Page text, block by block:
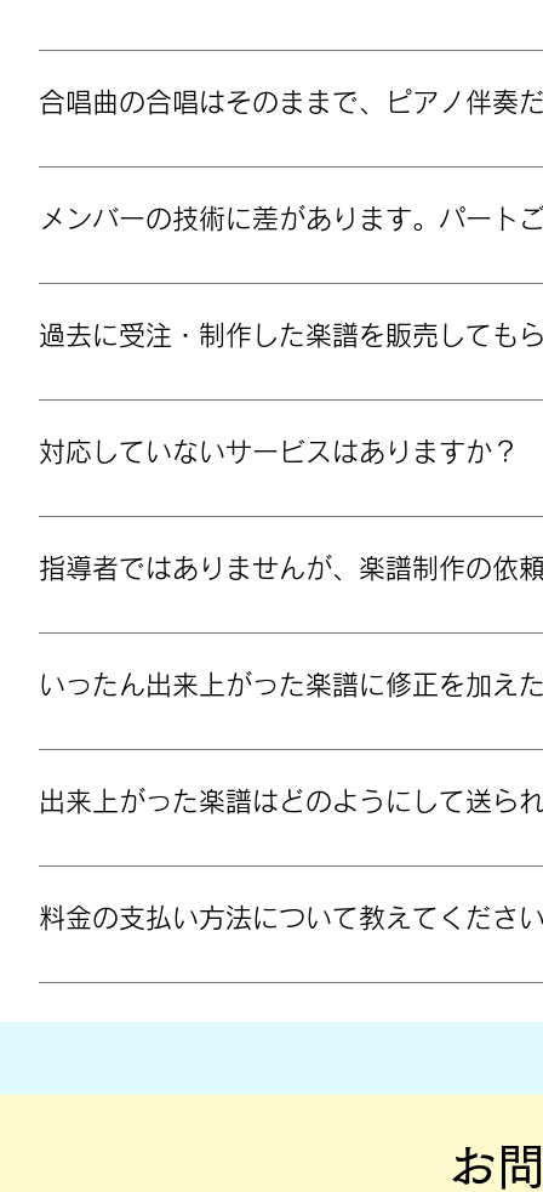
大丈夫です。制作可能ですので、ご希望の編成を
合唱曲の合唱はそのままで、ピアノ伴奏
できます。もとの楽譜をお送りください。
メンバーの技術に差があります。パート
大丈夫です。それぞれのメンバー（パート）に合
過去に受注・制作した楽譜を販売しても
申し訳ございません。販売することはできません
ことが当ショップのモットーですので、何卒ご理
売していますので、必要な楽譜が見つかるようで
対応していないサービスはありますか？
当ショップでは次のことは行っておりません。ご
譜制作 ※ ただし、校内合唱コンクールなど、対
指導者ではありませんが、楽譜制作の依
このショップでは基本的に生徒さんのための楽譜
合わせください。
いったん出来上がった楽譜に修正を加え
楽譜ができましたら、いったん試作という形で楽
出来上がった楽譜はどのようにして送ら
メールまたはLINEに添付し、PDFデータでお送り
料金の支払い方法について教えてくださ
銀行振込のみとなっております。振込先は見積も
お